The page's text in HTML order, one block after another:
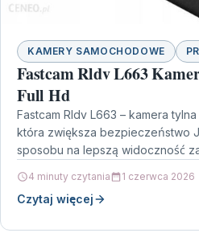
KAMERY SAMOCHODOWE
Fastcam Rldv L663
Full Hd
Fastcam Rldv L663 – kamera
która zwiększa bezpieczeństwo
sposobu na lepszą widoczność
4 minuty czytania 1 czerwca 2026
Czytaj więcej